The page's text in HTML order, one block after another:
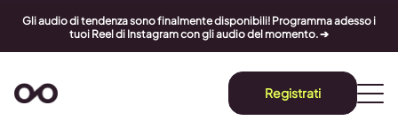
Gli audio di tendenza sono finalmente disponibili! Programma adesso i
tuoi Reel di Instagram con gli audio del momento. ➔
Registrati